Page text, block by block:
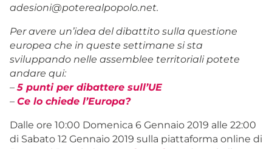
adesioni@poterealpopolo.net.
Per avere un’idea del dibattito sulla questione
europea che in queste settimane si sta
sviluppando nelle assemblee territoriali potete
andare qui:
–5 punti per dibattere sull’UE
– Ce lo chiede l’Europa?
Dalle ore 10:00 Domenica 6 Gennaio 2019 alle 22:00
di Sabato 12 Gennaio 2019 sulla piattaforma online di